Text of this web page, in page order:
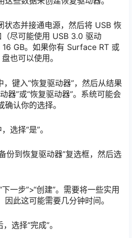
状态并接通电源，然后将 USB 恢
尽可能使用 USB 3.0 驱动
GB。如果你有 Surface RT 或
也可以使用。
键入“恢复驱动器”，然后从结果
器”或“恢复驱动器”。系统可能会
认你的选择。
选择“是”。
份到恢复驱动器”复选框，然后选
一步”>“创建”。需要将一些实用
此这可能需要几分钟时间。
选择“完成”。